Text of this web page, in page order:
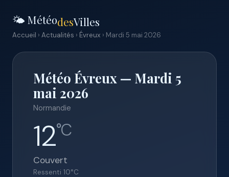
🌤️ MétéodesVilles
Accueil › Actualités › Évreux › Mardi 5 mai 2026
Météo Évreux — Mardi 5
mai 2026
Normandie
12°C
Couvert
Ressenti 10°C